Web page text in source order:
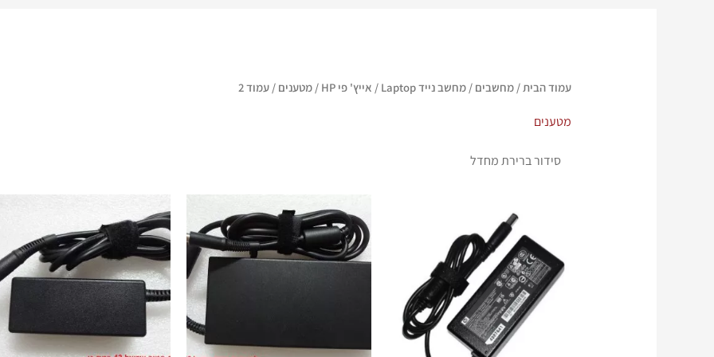
עמוד הבית/ מחשבים / מחשב נייד Laptop / אייץ' פי HP / מטענים / עמוד 2
מטענים
היה:
₪ 350.
הוא:
₪ 250.